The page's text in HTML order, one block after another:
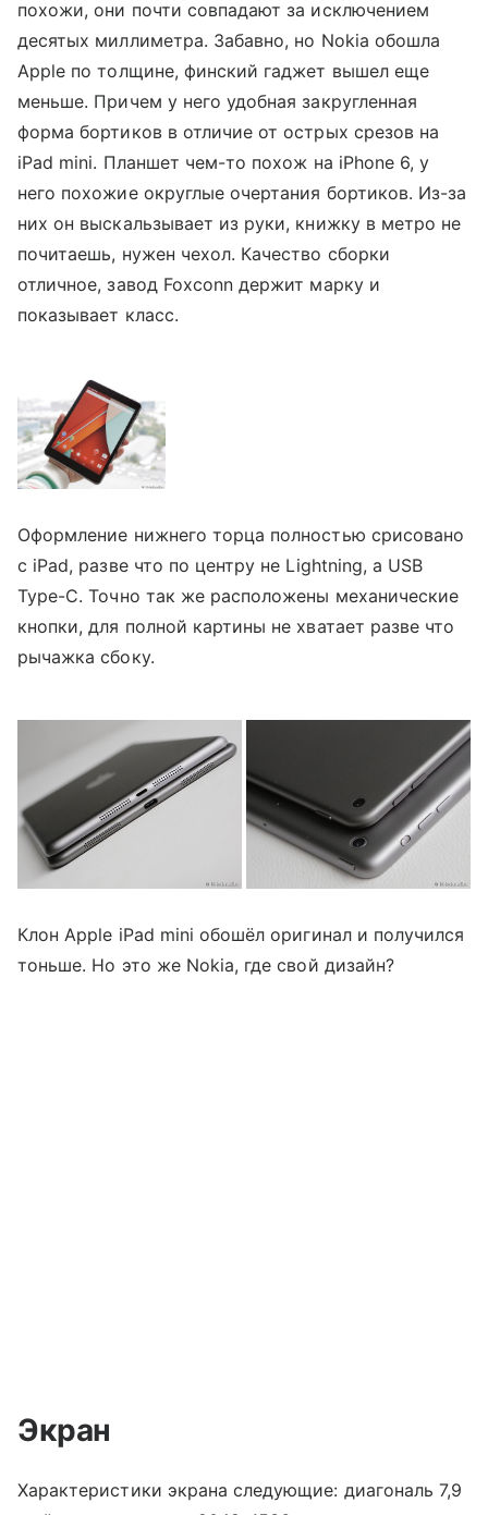
похожи, они почти совпадают за исключением
десятых миллиметра. Забавно, но Nokia обошла
Apple по толщине, финский гаджет вышел еще
меньше. Причем у него удобная закругленная
форма бортиков в отличие от острых срезов на
iPad mini. Планшет чем-то похож на iPhone 6, у
него похожие округлые очертания бортиков. Из-за
них он выскальзывает из руки, книжку в метро не
почитаешь, нужен чехол. Качество сборки
отличное, завод Foxconn держит марку и
показывает класс.
Оформление нижнего торца полностью срисовано
с iPad, разве что по центру не Lightning, а USB
Type-C. Точно так же расположены механические
кнопки, для полной картины не хватает разве что
рычажка сбоку.
Клон Apple iPad mini обошёл оригинал и получился
тоньше. Но это же Nokia, где свой дизайн?
Экран
Характеристики экрана следующие: диагональ 7,9